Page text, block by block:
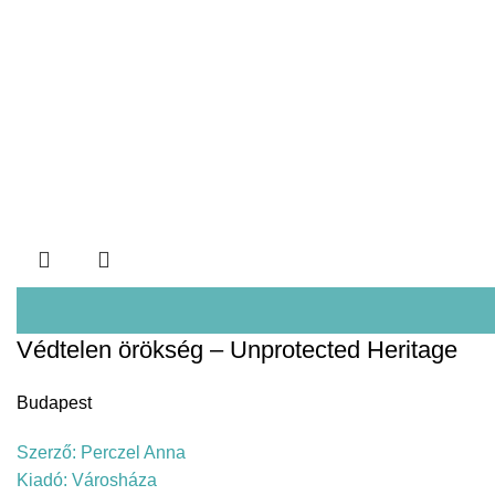
Védtelen örökség – Unprotected Heritage
Budapest
Szerző: Perczel Anna
Kiadó: Városháza